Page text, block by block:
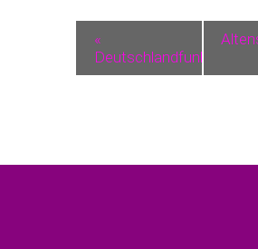
«
Deutschlandfunk